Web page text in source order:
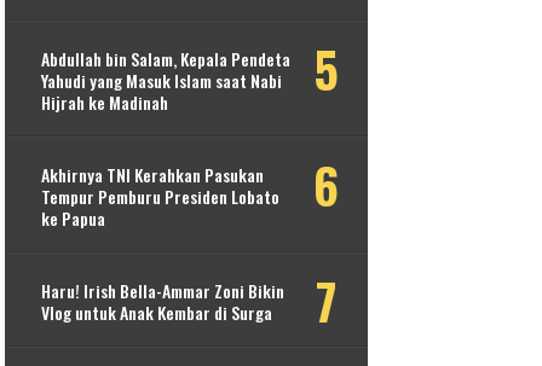
Abdullah bin Salam, Kepala Pendeta
Yahudi yang Masuk Islam saat Nabi
Hijrah ke Madinah
Akhirnya TNI Kerahkan Pasukan
Tempur Pemburu Presiden Lobato
ke Papua
Haru! Irish Bella-Ammar Zoni Bikin
Vlog untuk Anak Kembar di Surga